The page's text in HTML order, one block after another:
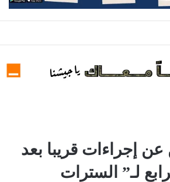
إجراءات قريبا بعد
لـ” السترات